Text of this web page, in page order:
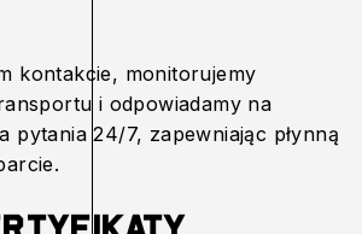
kontakcie, monitorujemy
i odpowiadamy na
pytania 24/7, zapewniając płynną